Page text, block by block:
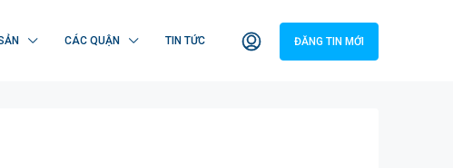
CÁC QUẬN TIN TỨC ĐĂNG TIN MỚI